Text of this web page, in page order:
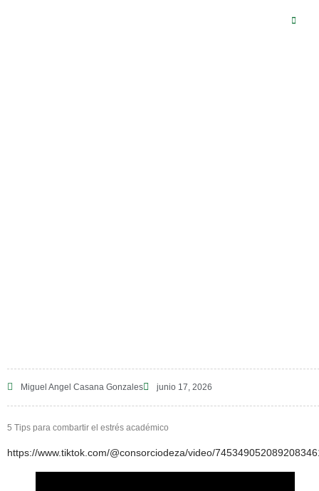
Miguel Angel Casana Gonzales junio 17, 2026
5 Tips para combartir el estrés académico
https://www.tiktok.com/@consorciodeza/video/